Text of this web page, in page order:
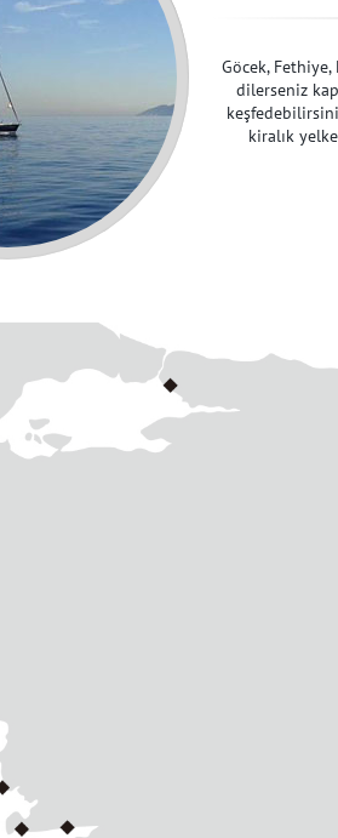
Göcek,
dilerseniz
kiralık